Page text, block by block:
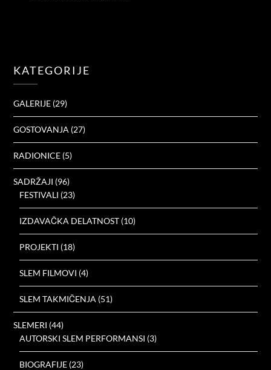
KATEGORIJE
GALERIJE (29)
GOSTOVANJA (27)
RADIONICE (5)
SADRŽAJI (96)
FESTIVALI (23)
IZDAVAČKA DELATNOST (10)
PROJEKTI (18)
SLEM FILMOVI (4)
SLEM TAKMIČENJA (51)
SLEMERI (44)
AUTORSKI SLEM PERFORMANSI (3)
BIOGRAFIJE (23)